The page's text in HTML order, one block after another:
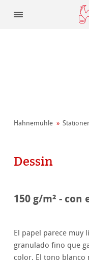
Hahnemühle
Dessin
150 g/m² - con
El papel parece muy
granulado fino que
color. El tono blanco